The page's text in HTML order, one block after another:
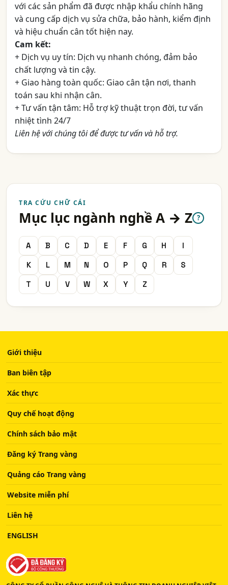
với các sản phẩm đã được nhập khẩu chính hãng
và cung cấp dịch vụ sửa chữa, bảo hành, kiểm định
và hiệu chuẩn cân tốt hiện nay.
Cam kết:
+ Dịch vụ uy tín: Dịch vụ nhanh chóng, đảm bảo
chất lượng và tin cậy.
+ Giao hàng toàn quốc: Giao cân tận nơi, thanh
toán sau khi nhận cân.
+ Tư vấn tận tâm: Hỗ trợ kỹ thuật trọn đời, tư vấn
nhiệt tình 24/7
Liên hệ với chúng tôi để được tư vấn và hỗ trợ.
TRA CỨU CHỮ CÁI
Mục lục ngành nghề A → Z ?
A B C D E F G H
I
K
L M N O P Q R
S
T
U V W X Y Z
Giới thiệu
Ban biên tập
Xác thực
Quy chế hoạt động
Chính sách bảo mật
Đăng ký Trang vàng
Quảng cáo Trang vàng
Website miễn phí
Liên hệ
ENGLISH